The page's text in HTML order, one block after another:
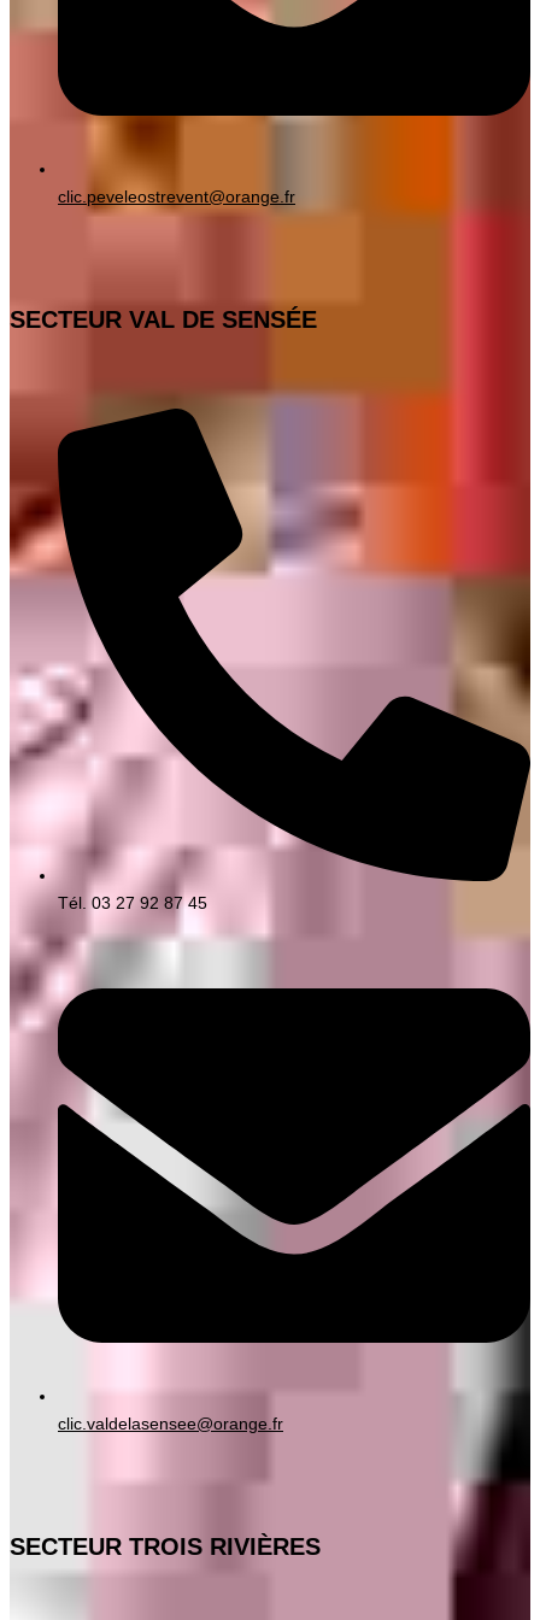
clic.peveleostrevent@orange.fr
SECTEUR VAL DE SENSÉE
Tél. 03 27 92 87 45
clic.valdelasensee@orange.fr
SECTEUR TROIS RIVIÈRES